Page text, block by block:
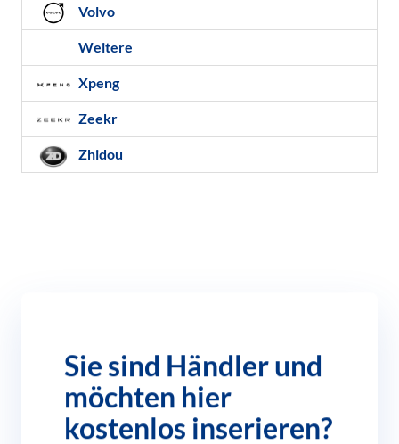
Volvo
Weitere
Xpeng
Zeekr
Zhidou
Sie sind Händler und
möchten hier
kostenlos inserieren?